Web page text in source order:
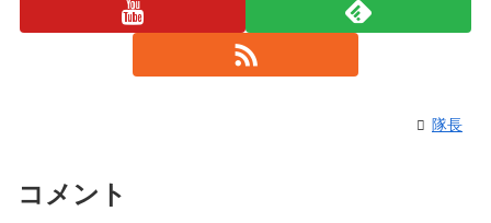
隊長
コメント